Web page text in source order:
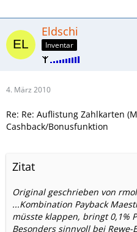
Eldschi
Inventar
4. März 2010
Re: Re: Auflistung Zahlkarten
Cashback/Bonusfunktion
Zitat
Original geschrieben von rmol
...Kombination Payback
müsste klappen, bringt 0,1%
Besonders sinnvoll bei Rewe-